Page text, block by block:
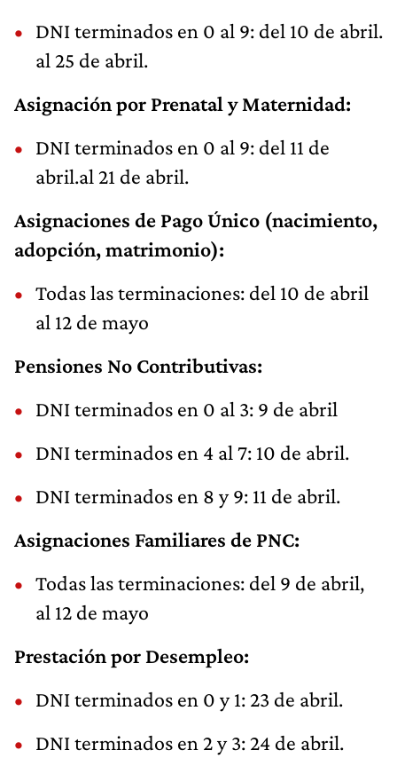
DNI terminados en 0 al 9: del 10 de abril.
al 25 de abril.
Asignación por Prenatal y Maternidad:
DNI terminados en 0 al 9: del 11 de
abril.al 21 de abril.
Asignaciones de Pago Único (nacimiento,
adopción, matrimonio):
Todas las terminaciones: del 10 de abril
al 12 de mayo
Pensiones No Contributivas:
DNI terminados en 0 al 3: 9 de abril
DNI terminados en 4 al 7: 10 de abril.
DNI terminados en 8 y 9: 11 de abril.
Asignaciones Familiares de PNC:
Todas las terminaciones: del 9 de abril,
al 12 de mayo
Prestación por Desempleo:
DNI terminados en 0 y 1: 23 de abril.
DNI terminados en 2 y 3: 24 de abril.